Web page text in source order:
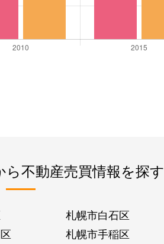
不動産売買情報を探す
札幌市白石区
札幌市手稲区